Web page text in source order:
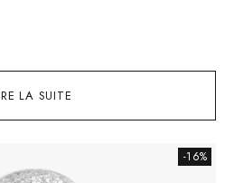
LA SUITE
-16%